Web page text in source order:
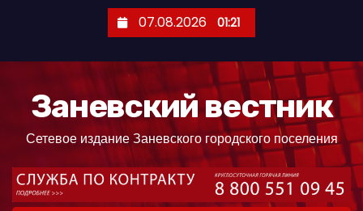
07.08.2026 01:21
Заневский вестник
Сетевое издание Заневского городского поселения